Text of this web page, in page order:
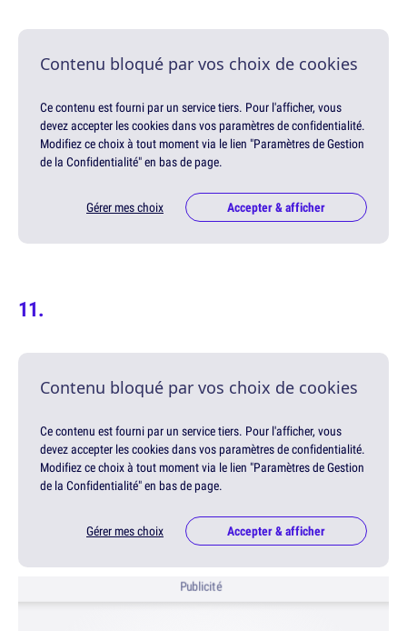
Contenu bloqué par vos choix de cookies
Ce contenu est fourni par un service tiers. Pour l'afficher, vous
devez accepter les cookies dans vos paramètres de confidentialité.
Modifiez ce choix à tout moment via le lien "Paramètres de Gestion
de la Confidentialité" en bas de page.
Gérer mes choix Accepter & afficher
Contenu bloqué par vos choix de cookies
Ce contenu est fourni par un service tiers. Pour l'afficher, vous
devez accepter les cookies dans vos paramètres de confidentialité.
Modifiez ce choix à tout moment via le lien "Paramètres de Gestion
de la Confidentialité" en bas de page.
Gérer mes choix Accepter & afficher
Publicité